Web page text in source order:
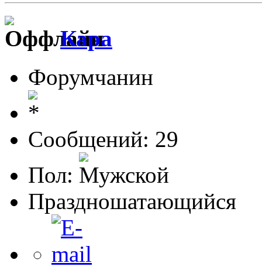
Кара
Форумчанин
Сообщений: 29
Пол:
Праздношатающийся